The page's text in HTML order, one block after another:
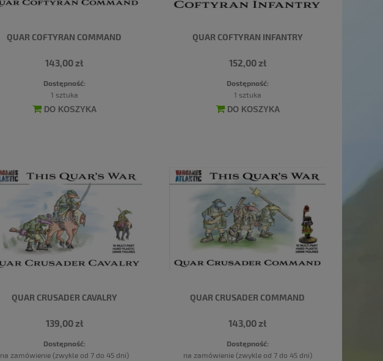
QUAR COFTYRAN COMMAND
143,00 zł
Dostępność:
1 sztuka
DO KOSZYKA
QUAR COFTYRAN INFANTRY
152,00 zł
Dostępność:
1 sztuka
DO KOSZYKA
QUAR CRUSADER CAVALRY
139,00 zł
Dostępność:
na zamówienie (zwykle od 7 do 45 dni)
QUAR CRUSADER COMMAND
143,00 zł
Dostępność:
na zamówienie (zwykle od 7 do 45 dni)